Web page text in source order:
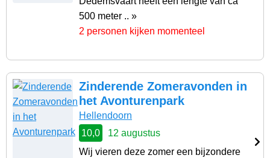
500 meter .. »
2 personen kijken momenteel
Zinderende Zomeravonden in
het Avonturenpark
Hellendoorn
10,0
12 augustus
Wij vieren deze zomer een bijzondere